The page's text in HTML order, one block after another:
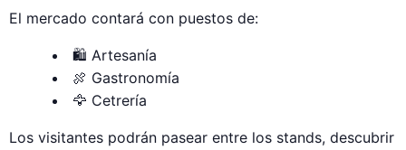
El mercado contará con puestos de:
🛍 Artesanía
🍖 Gastronomía
🦅 Cetrería
Los visitantes podrán pasear entre los stands, descubrir